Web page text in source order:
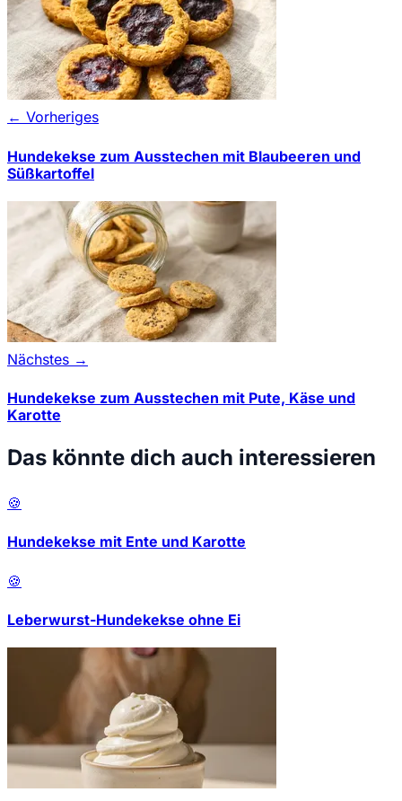
← Vorheriges
Hundekekse zum Ausstechen mit Blaubeeren und
Süßkartoffel
Nächstes →
Hundekekse zum Ausstechen mit Pute, Käse und
Karotte
Das könnte dich auch interessieren
🍪
Hundekekse mit Ente und Karotte
🍪
Leberwurst-Hundekekse ohne Ei